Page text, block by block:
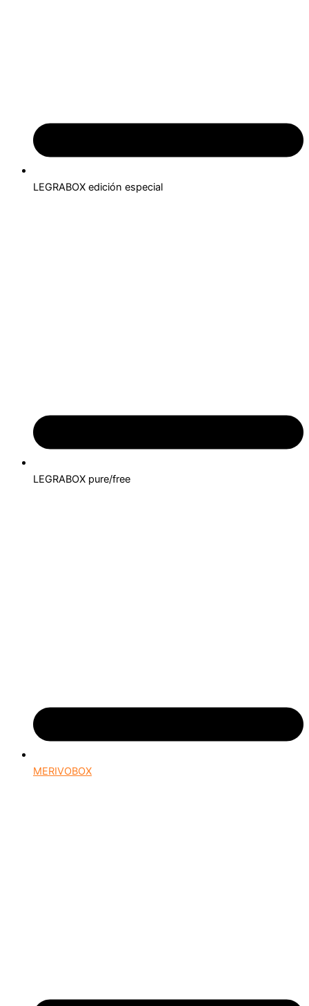
LEGRABOX edición especial
LEGRABOX pure/free
MERIVOBOX